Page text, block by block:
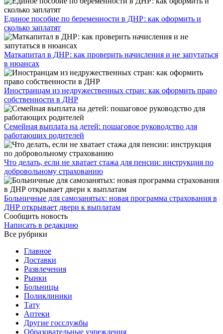
Единое пособие по беременности в ДНР: как оформить и
сколько заплатят
​Маткапитал в ДНР: как проверить начисления и не запутаться
в нюансах
Иностранцам из недружественных стран: как оформить право
собственности в ДНР
Семейная выплата на детей: пошаговое руководство для
работающих родителей
Что делать, если не хватает стажа для пенсии: инструкция по
добровольному страхованию
Больничные для самозанятых: новая программа страхования в
ДНР открывает двери к выплатам
Сообщить новость
Написать в редакцию
Все рубрики
Главное
Доставки
Развлечения
Рынки
Больницы
Поликлиники
Тату
Аптеки
Другие госслужбы
Образовательные учреждения